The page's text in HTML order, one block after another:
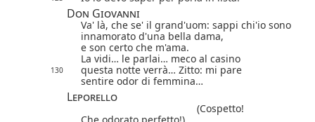
Don Giovanni
Va' là, che se' il grand'uom: sappi chi'io sono
innamorato d'una bella dama,
e son certo che m'ama.
La vidi… le parlai… meco al casino
130
questa notte verrà… Zitto: mi pare
sentire odor di femmina…
Leporello
(Cospetto!